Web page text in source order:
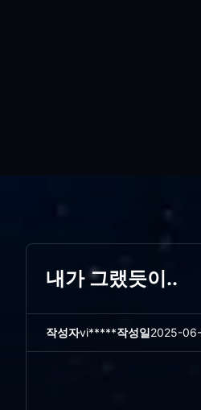
내가 그랬듯이..
작성자vi*****작성일2025-